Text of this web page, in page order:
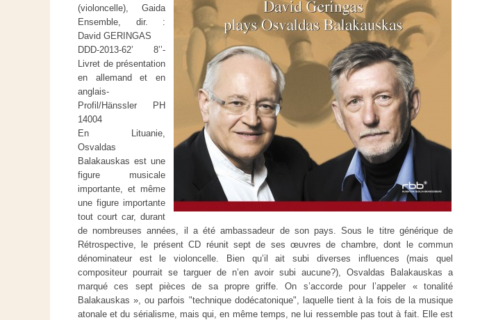
(violoncelle), Gaida
Ensemble, dir. :
David GERINGAS
DDD-2013-62’ 8’’-
Livret de présentation
en allemand et en
anglais-
Profil/Hänssler PH
14004
En Lituanie,
Osvaldas
Balakauskas est une
figure musicale
importante, et même
une figure importante
tout court car, durant
de nombreuses années, il a été ambassadeur de son pays. Sous le titre générique de
Rétrospective, le présent CD réunit sept de ses œuvres de chambre, dont le commun
dénominateur est le violoncelle. Bien qu’il ait subi diverses influences (mais quel
compositeur pourrait se targuer de n’en avoir subi aucune?), Osvaldas Balakauskas a
marqué ces sept pièces de sa propre griffe. On s’accorde pour l’appeler « tonalité
Balakauskas », ou parfois "technique dodécatonique", laquelle tient à la fois de la musique
atonale et du sérialisme, mais qui, en même temps, ne lui ressemble pas tout à fait. Elle est